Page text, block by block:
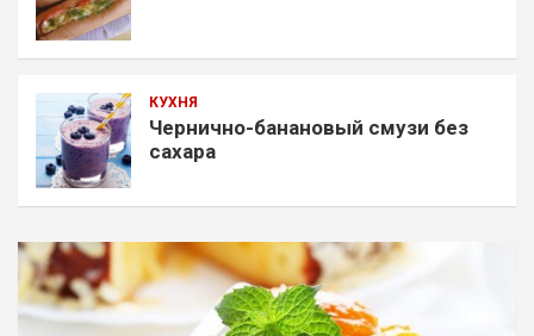
КУХНЯ
Чернично-банановый смузи без
сахара